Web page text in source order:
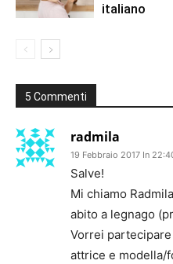
italiano
5 Commenti
radmila
19 Febbraio 2017 In
Salve!
Mi chiamo
abito a legnago
Vorrei
attrice e modella/